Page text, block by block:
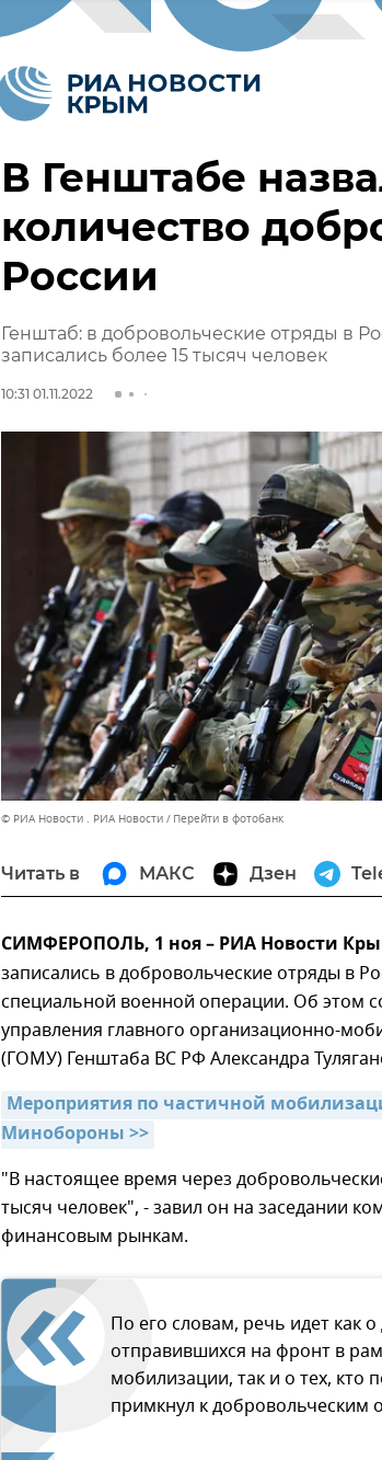
В Генштабе
количество
России
Генштаб: в добровольческие отряды в
записались более 15 тысяч человек
10:31 01.11.2022
© РИА Новости . РИА Новости Перейти в фотобанк
Читать в МАКС Дзен
СИМФЕРОПОЛЬ, 1 ноя – РИА Новости
записались в добровольческие отряды в
специальной военной операции. Об этом
управления главного организационно-
(ГОМУ) Генштаба ВС РФ Александра
Мероприятия по частичной
Минобороны >>
"В настоящее время через
тысяч человек", - завил он на заседании
финансовым рынкам.
По его словам, речь идет как
отправившихся на фронт в
мобилизации, так и о тех, кто
примкнул к добровольческим